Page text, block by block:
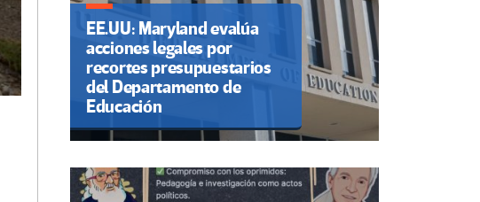
EE.UU: Maryland evalúa
acciones legales por
recortes presupuestarios
del Departamento de
Educación